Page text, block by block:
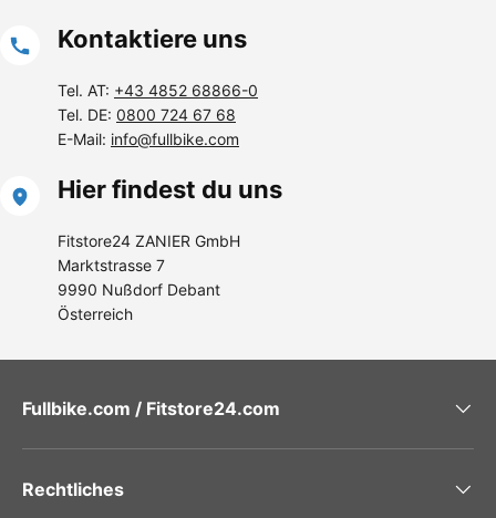
Kontaktiere uns
Tel. AT: +43 4852 68866-0
Tel. DE: 0800 724 67 68
E-Mail: info@fullbike.com
Hier findest du uns
Fitstore24 ZANIER GmbH
Marktstrasse 7
9990 Nußdorf Debant
Österreich
Fullbike.com / Fitstore24.com
Rechtliches